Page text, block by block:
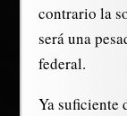
contrario la
será una
federal.
Ya suficiente